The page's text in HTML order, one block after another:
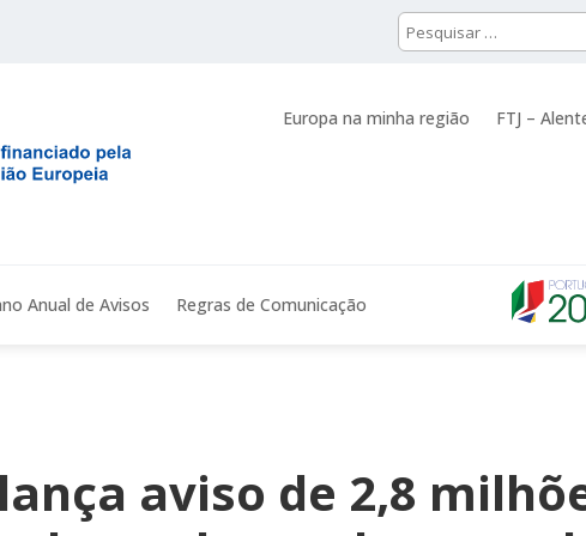
Europa na minha região FTJ –
Anual de Avisos Regras de Comunicação
lança aviso de 2,8